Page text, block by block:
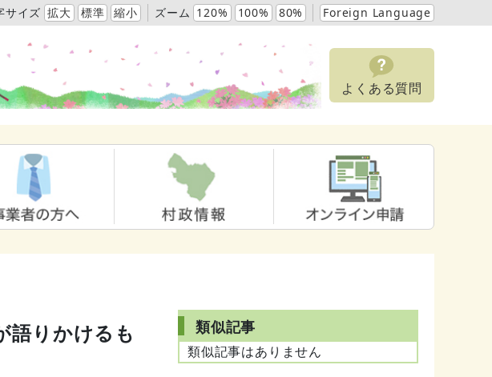
サイズ 拡大 標準 縮小 ズーム 120% 100% 80% Foreign Language
よくある質問
語りかけるも
類似記事
類似記事はありません